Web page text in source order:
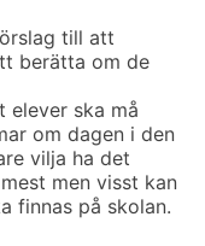
till att
berätta om de
elever ska må
om dagen i den
vilja ha det
men visst kan
finnas på skolan.